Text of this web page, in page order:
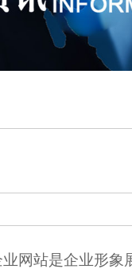
业网站是企业形象